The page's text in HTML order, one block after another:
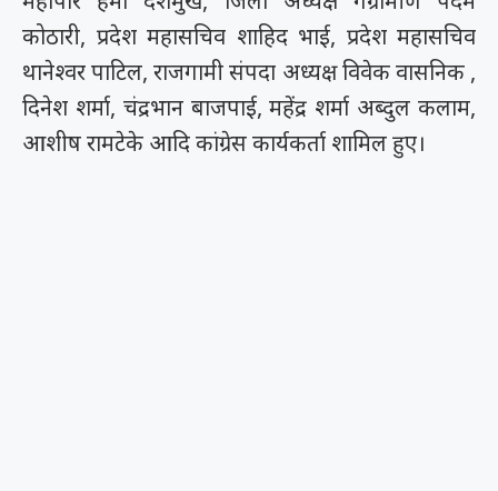
कोठारी, प्रदेश महासचिव शाहिद भाई, प्रदेश महासचिव
थानेश्वर पाटिल, राजगामी संपदा अध्यक्ष विवेक वासनिक ,
दिनेश शर्मा, चंद्रभान बाजपाई, महेंद्र शर्मा अब्दुल कलाम,
आशीष रामटेके आदि कांग्रेस कार्यकर्ता शामिल हुए।